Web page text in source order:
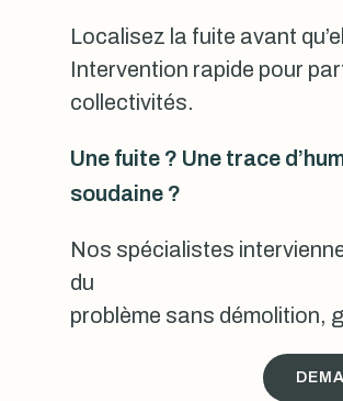
Localisez la fuite avant
Intervention rapide pour
collectivités.
Une fuite ? Une trace
soudaine ?
Nos spécialistes
du
problème sans démolition,